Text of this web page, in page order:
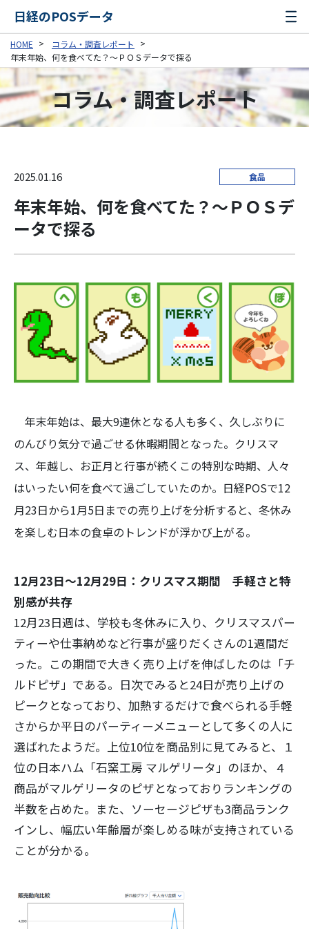
日経のPOSデータ
HOME
コラム・調査レポート
年末年始、何を食べてた？～ＰＯＳデータで探る
コラム・調査レポート
2025.01.16 食品
年末年始、何を食べてた？～ＰＯＳデ
ータで探る
年末年始は、最大9連休となる人も多く、久しぶりに
のんびり気分で過ごせる休暇期間となった。クリスマ
ス、年越し、お正月と行事が続くこの特別な時期、人々
はいったい何を食べて過ごしていたのか。日経POSで12
月23日から1月5日までの売り上げを分析すると、冬休み
を楽しむ日本の食卓のトレンドが浮かび上がる。
12月23日～12月29日：クリスマス期間 手軽さと特
別感が共存
12月23日週は、学校も冬休みに入り、クリスマスパー
ティーや仕事納めなど行事が盛りだくさんの1週間だ
った。この期間で大きく売り上げを伸ばしたのは「チ
ルドピザ」である。日次でみると24日が売り上げの
ピークとなっており、加熱するだけで食べられる手軽
さからか平日のパーティーメニューとして多くの人に
選ばれたようだ。上位10位を商品別に見てみると、１
位の日本ハム「石窯工房 マルゲリータ」のほか、４
商品がマルゲリータのピザとなっておりランキングの
半数を占めた。また、ソーセージピザも3商品ランク
インし、幅広い年齢層が楽しめる味が支持されている
ことが分かる。